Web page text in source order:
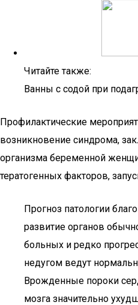
Читайте также:
Ванны с содой при
Профилактические
возникновение синдрома,
организма беременной
тератогенных факторов,
Прогноз патологии
развитие органов
больных и редко
недугом ведут
Врожденные пороки
мозга значительно